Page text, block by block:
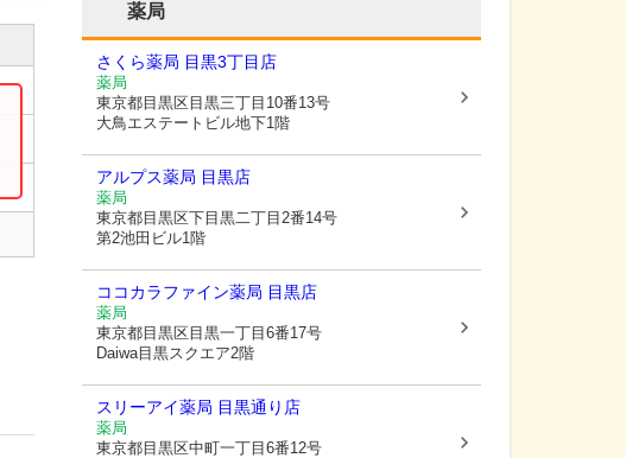
薬局
さくら薬局 目黒3丁目店
薬局
東京都目黒区目黒三丁目10番13号
大鳥エステートビル地下1階
アルプス薬局 目黒店
薬局
東京都目黒区下目黒二丁目2番14号
第2池田ビル1階
ココカラファイン薬局 目黒店
薬局
東京都目黒区目黒一丁目6番17号
Daiwa目黒スクエア2階
スリーアイ薬局 目黒通り店
薬局
東京都目黒区中町一丁目6番12号